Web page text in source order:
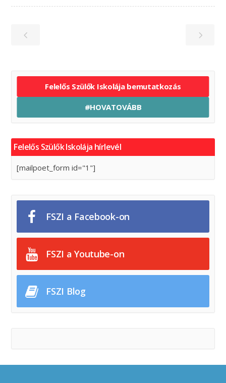
Felelős Szülők Iskolája bemutatkozás
#HOVATOVÁBB
Felelős Szülők Iskolája hírlevél
[mailpoet_form id="1"]
FSZI a Facebook-on
FSZI a Youtube-on
FSZI Blog